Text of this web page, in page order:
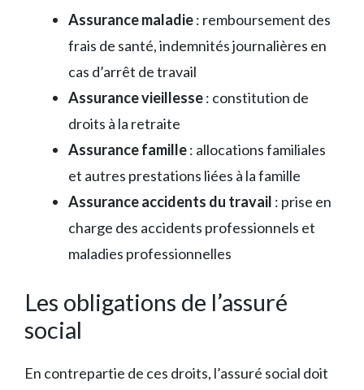
Assurance maladie: remboursement des
frais de santé, indemnités journalières en
cas d’arrêt de travail
Assurance vieillesse: constitution de
droits à la retraite
Assurance famille: allocations familiales
et autres prestations liées à la famille
Assurance accidents du travail : prise en
charge des accidents professionnels et
maladies professionnelles
Les obligations de l’assuré
social
En contrepartie de ces droits, l’assuré social doit